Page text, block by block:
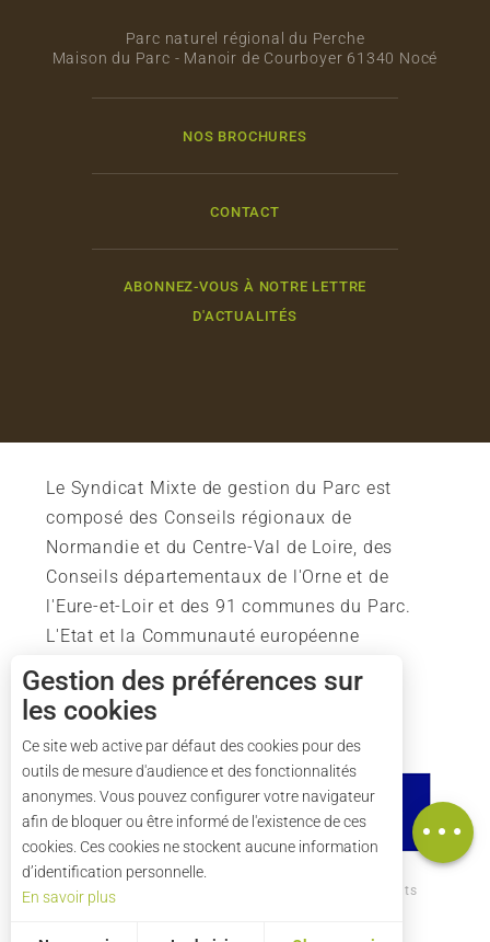
Description
Carte
Parc naturel régional du Perche
Maison du Parc - Manoir de Courboyer 61340 Nocé
NOS BROCHURES
CONTACT
ABONNEZ-VOUS À NOTRE LETTRE
D'ACTUALITÉS
Le Syndicat Mixte de gestion du Parc est
composé des Conseils régionaux de
Normandie et du Centre-Val de Loire, des
Conseils départementaux de l'Orne et de
l'Eure-et-Loir et des 91 communes du Parc.
L'Etat et la Communauté européenne
soutiennent également l'action du Parc.
Comment venir ? Crédits
Gestion des préférences sur
les cookies
Ce site web active par défaut des cookies pour des
outils de mesure d'audience et des fonctionnalités
anonymes. Vous pouvez configurer votre navigateur
afin de bloquer ou être informé de l'existence de ces
cookies. Ces cookies ne stockent aucune information
d’identification personnelle.
En savoir plus